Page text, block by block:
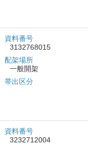
資料番号
3132768015
配架場所
一般開架
帯出区分
資料番号
3232712004